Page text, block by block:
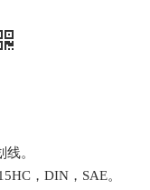
。
，DIN，SAE。